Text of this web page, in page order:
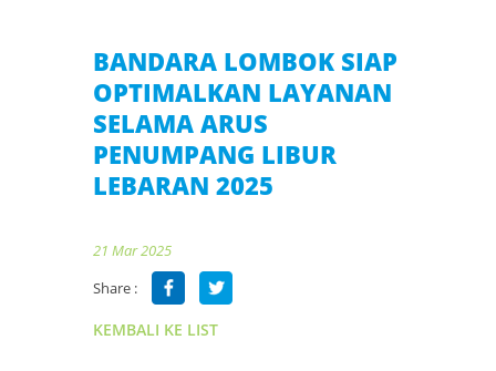
BANDARA LOMBOK SIAP
OPTIMALKAN LAYANAN
SELAMA ARUS
PENUMPANG LIBUR
LEBARAN 2025
21 Mar 2025
Share :
KEMBALI KE LIST